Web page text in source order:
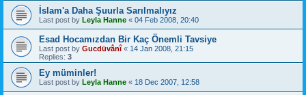
İslam'a Daha Şuurla Sarılmalıyız
Last post by Leyla Hanne « 04 Feb 2008, 20:40
Esad Hocamızdan Bir Kaç Önemli Tavsiye
Last post by Gucdüvânî« 14 Jan 2008, 21:15
Replies: 3
Ey müminler!
Last post by Leyla Hanne « 18 Dec 2007, 12:58